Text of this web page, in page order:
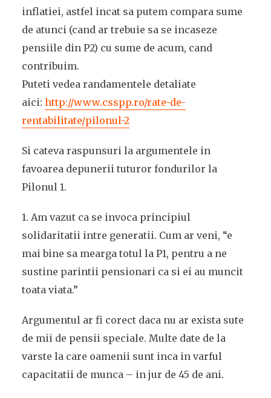
inflatiei, astfel incat sa putem compara sume
de atunci (cand ar trebuie sa se incaseze
pensiile din P2) cu sume de acum, cand
contribuim.
Puteti vedea randamentele detaliate
aici: http://www.csspp.ro/rate-de-
rentabilitate/pilonul-2
Si cateva raspunsuri la argumentele in
favoarea depunerii tuturor fondurilor la
Pilonul 1.
1. Am vazut ca se invoca principiul
solidaritatii intre generatii. Cum ar veni, “e
mai bine sa mearga totul la P1, pentru a ne
sustine parintii pensionari ca si ei au muncit
toata viata.”
Argumentul ar fi corect daca nu ar exista sute
de mii de pensii speciale. Multe date de la
varste la care oamenii sunt inca in varful
capacitatii de munca – in jur de 45 de ani.